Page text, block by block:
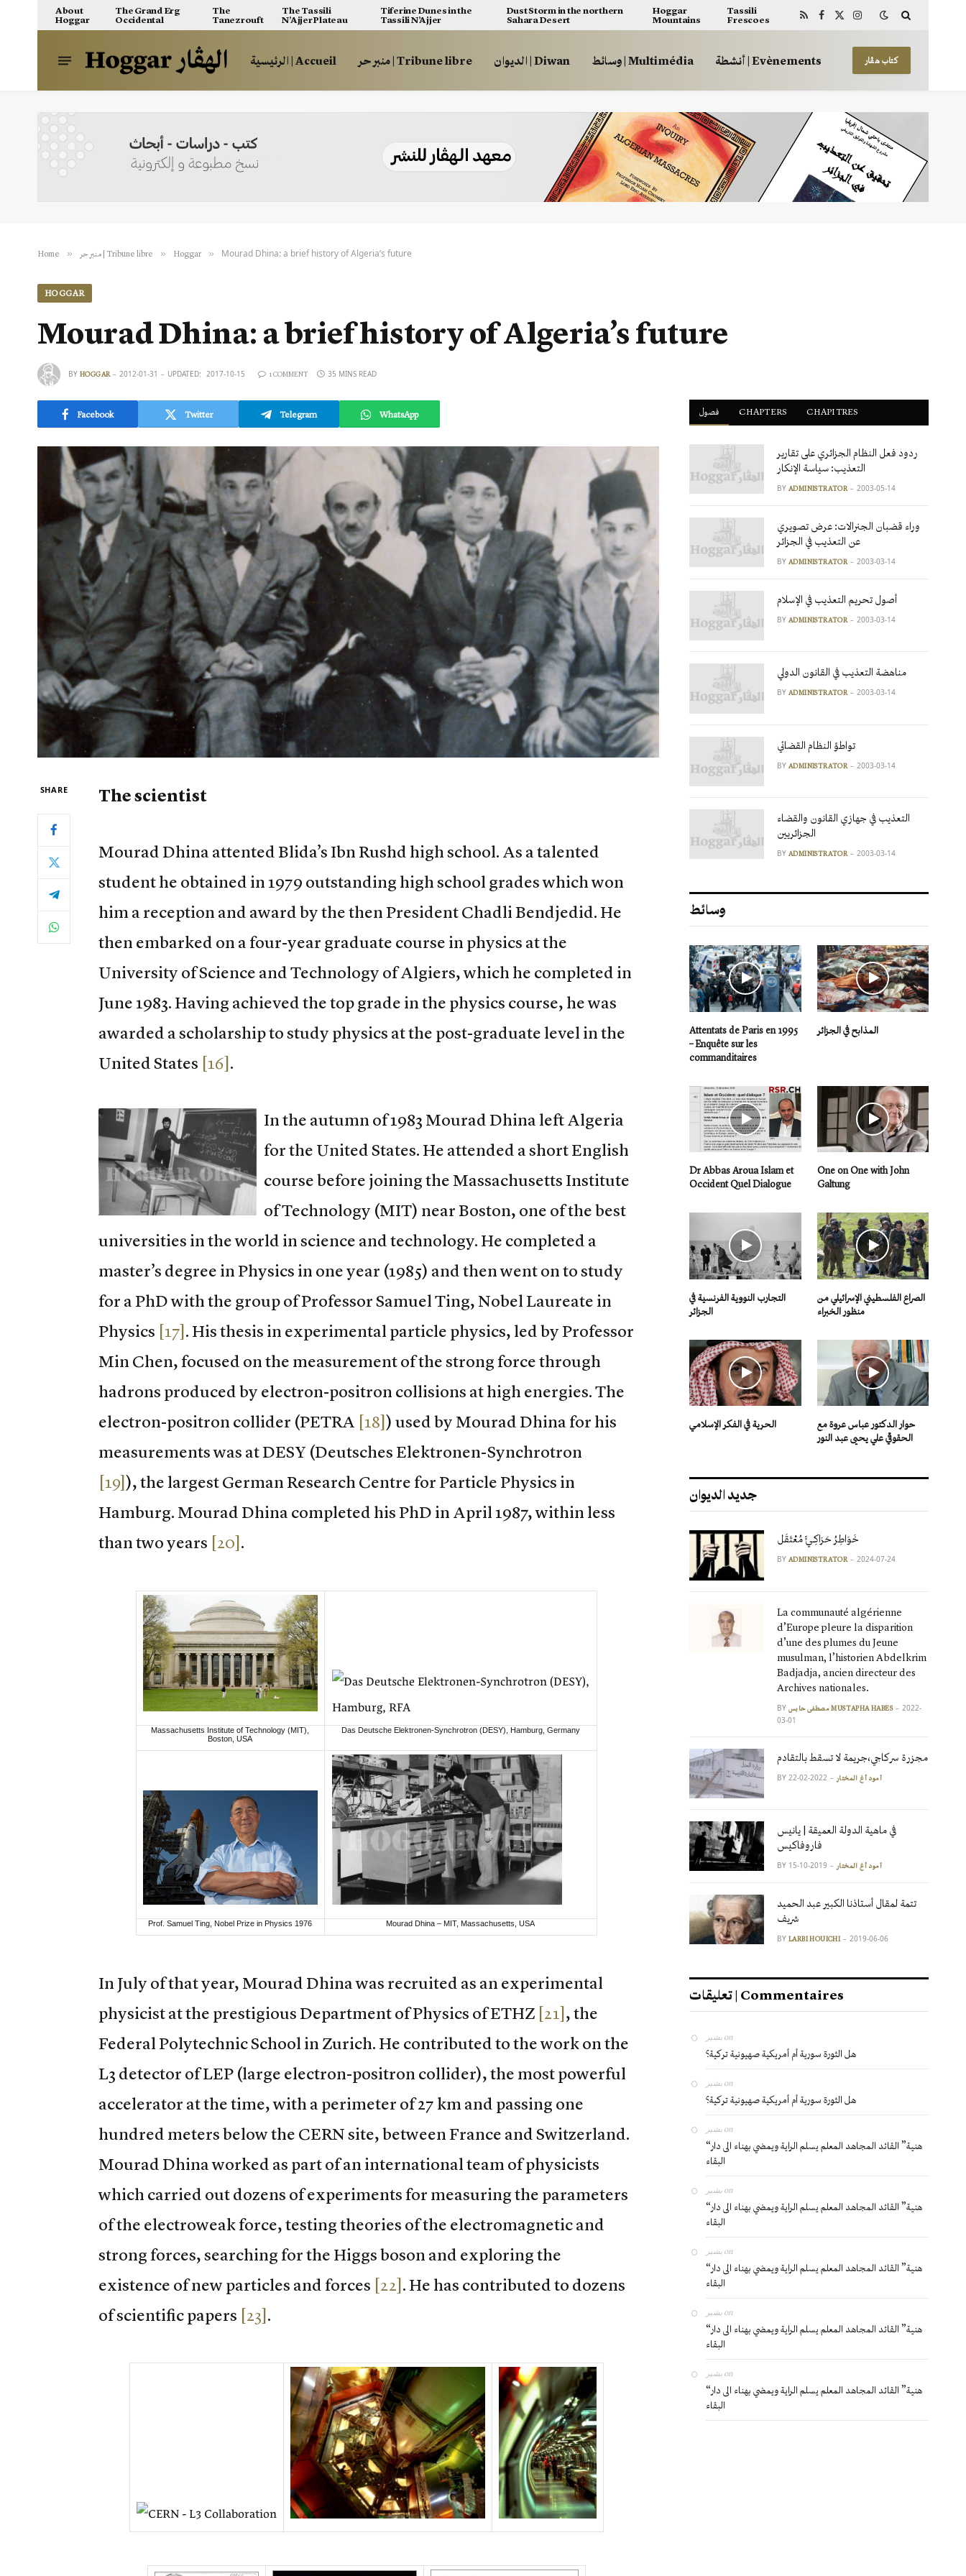
About
Hoggar
The Grand Erg
Occidental
The
Tanezrouft
The Tassili
N’Ajjer Plateau
Tiferine Dunes in the
Tassili N’Ajjer
Dust Storm in the northern
Sahara Desert
Hoggar
Mountains
Tassili
Frescoes
RSS Facebook
X
Instagram
الرئيسية | Accueil منبر حر | Tribune libre الديوان | Diwan وسائط | Multimédia أنشطة | Evènements كتاب هڤار
Home » منبر حر | Tribune libre » Hoggar » Mourad Dhina: a brief history of Algeria’s future
HOGGAR
Mourad Dhina: a brief history of Algeria’s future
BY HOGGAR 2012-01-31 UPDATED: 2017-10-15 1 COMMENT 35 MINS READ
Facebook Twitter Telegram WhatsApp
SHARE The scientist
Mourad Dhina attented Blida’s Ibn Rushd high school. As a talented
student he obtained in 1979 outstanding high school grades which won
him a reception and award by the then President Chadli Bendjedid. He
then embarked on a four-year graduate course in physics at the
University of Science and Technology of Algiers, which he completed in
June 1983. Having achieved the top grade in the physics course, he was
awarded a scholarship to study physics at the post-graduate level in the
United States [16] .
In the autumn of 1983 Mourad Dhina left Algeria
for the United States. He attended a short English
course before joining the Massachusetts Institute
of Technology (MIT) near Boston, one of the best
universities in the world in science and technology. He completed a
master’s degree in Physics in one year (1985) and then went on to study
for a PhD with the group of Professor Samuel Ting, Nobel Laureate in
Physics [17] . His thesis in experimental particle physics, led by Professor
Min Chen, focused on the measurement of the strong force through
hadrons produced by electron-positron collisions at high energies. The
electron-positron collider (PETRA [18]) used by Mourad Dhina for his
measurements was at DESY (Deutsches Elektronen-Synchrotron
[19]), the largest German Research Centre for Particle Physics in
Hamburg. Mourad Dhina completed his PhD in April 1987, within less
than two years [20] .
Massachusetts Institute of Technology (MIT),
Boston, USA
Das Deutsche Elektronen-Synchrotron (DESY), Hamburg, Germany
Prof. Samuel Ting, Nobel Prize in Physics 1976 Mourad Dhina – MIT, Massachusetts, USA
In July of that year, Mourad Dhina was recruited as an experimental
physicist at the prestigious Department of Physics of ETHZ [21] , the
Federal Polytechnic School in Zurich. He contributed to the work on the
L3 detector of LEP (large electron-positron collider), the most powerful
accelerator at the time, with a perimeter of 27 km and passing one
hundred meters below the CERN site, between France and Switzerland.
Mourad Dhina worked as part of an international team of physicists
which carried out dozens of experiments for measuring the parameters
of the electroweak force, testing theories of the electromagnetic and
strong forces, searching for the Higgs boson and exploring the
existence of new particles and forces [22] . He has contributed to dozens
of scientific papers [23] .
فصول ْCHAPTERS CHAPITRES
ردود فعل النظام الجزائري على تقارير
التعذيب: سياسة الإنكار
BY ADMINISTRATOR 2003-05-14
وراء قضبان الجنرالات: عرض تصويري
عن التعذيب في الجزائر
BY ADMINISTRATOR 2003-03-14
أصول تحريم التعذيب في الإسلام
BY ADMINISTRATOR 2003-03-14
مناهضة التعذيب في القانون الدولي
BY ADMINISTRATOR 2003-03-14
تواطؤ النظام القضائي
BY ADMINISTRATOR 2003-03-14
التعذيب في جهازي القانون والقضاء
الجزائريين
BY ADMINISTRATOR 2003-03-14
وسائط
Attentats de Paris en 1995
– Enquête sur les
commanditaires
المذابح في الجزائر
Dr Abbas Aroua Islam et
Occident Quel Dialogue
One on One with John
Galtung
التجارب النووية الفرنسية في
الجزائر
الصراع الفلسطيني الإسرائيلي من
منظور الخبراء
الحرية في الفكر الإسلامي
حوار الدكتور عباس عروة مع
الحقوقي علي يحيى عبد النور
جديد الديوان
خَوَاطِرُ حَرَاكِـيٍّ مُعْتَقَل
BY ADMINISTRATOR 2024-07-24
La communauté algérienne
d’Europe pleure la disparition
d’une des plumes du Jeune
musulman, l’historien Abdelkrim
Badjadja, ancien directeur des
Archives nationales.
BY مصطفى حابس MUSTAPHA HABES
2022-
03-01
مجزرة سركاجي،جريمة لا تسقط بالتقادم
BY آمود أغ المختار 2022-02-22
في ماهية الدولة العميقة | يانيس
فاروفاكيس
BY آمود أغ المختار 2019-10-15
تتمة لمقال أستاذنا الكبير عبد الحميد
شريف
BY LARBI HOUICHI 2019-06-06
تعليقات | Commentaires
بشير on
هل الثورة سورية أم أمريكية صهيونية تركية؟
بشير on
هل الثورة سورية أم أمريكية صهيونية تركية؟
بشير on
“هنية” القائد المجاهد المعلم يسلم الراية ويمضي بهناء الى دار
البقاء
بشير on
“هنية” القائد المجاهد المعلم يسلم الراية ويمضي بهناء الى دار
البقاء
بشير on
“هنية” القائد المجاهد المعلم يسلم الراية ويمضي بهناء الى دار
البقاء
بشير on
“هنية” القائد المجاهد المعلم يسلم الراية ويمضي بهناء الى دار
البقاء
بشير on
“هنية” القائد المجاهد المعلم يسلم الراية ويمضي بهناء الى دار
البقاء